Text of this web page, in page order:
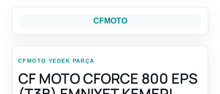
CFMOTO
CFMOTO YEDEK PARÇA
CF MOTO CFORCE 800 EPS